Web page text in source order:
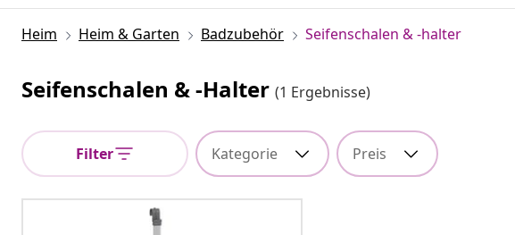
Heim Heim & Garten Badzubehör Seifenschalen & -halter
Seifenschalen & -halter (1 Ergebnisse)
Filter Kategorie Preis